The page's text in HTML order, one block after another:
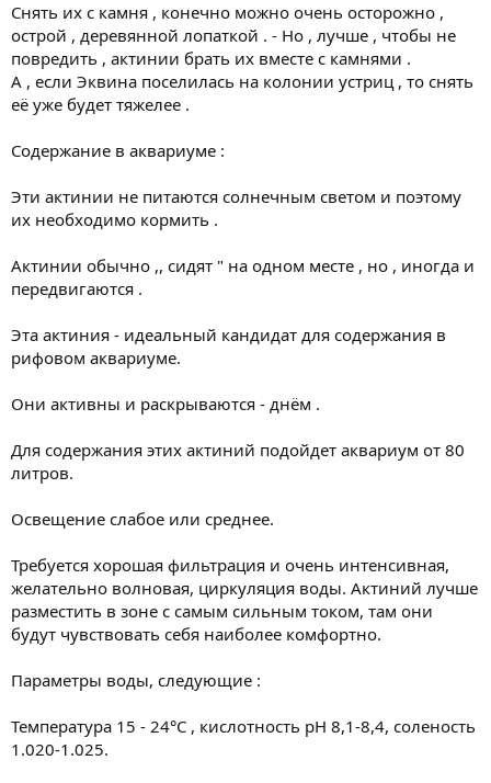
Снять их с камня , конечно можно очень осторожно ,
острой , деревянной лопаткой . - Но , лучше , чтобы не
повредить , актинии брать их вместе с камнями .
А , если Эквина поселилась на колонии устриц , то снять
её уже будет тяжелее .
Содержание в аквариуме :
Эти актинии не питаются солнечным светом и поэтому
их необходимо кормить .
Актинии обычно ,, сидят " на одном месте , но , иногда и
передвигаются .
Эта актиния - идеальный кандидат для содержания в
рифовом аквариуме.
Они активны и раскрываются - днём .
Для содержания этих актиний подойдет аквариум от 80
литров.
Освещение слабое или среднее.
Требуется хорошая фильтрация и очень интенсивная,
желательно волновая, циркуляция воды. Актиний лучше
разместить в зоне с самым сильным током, там они
будут чувствовать себя наиболее комфортно.
Параметры воды, следующие :
Температура 15 - 24°C , кислотность pH 8,1-8,4, соленость
1.020-1.025.